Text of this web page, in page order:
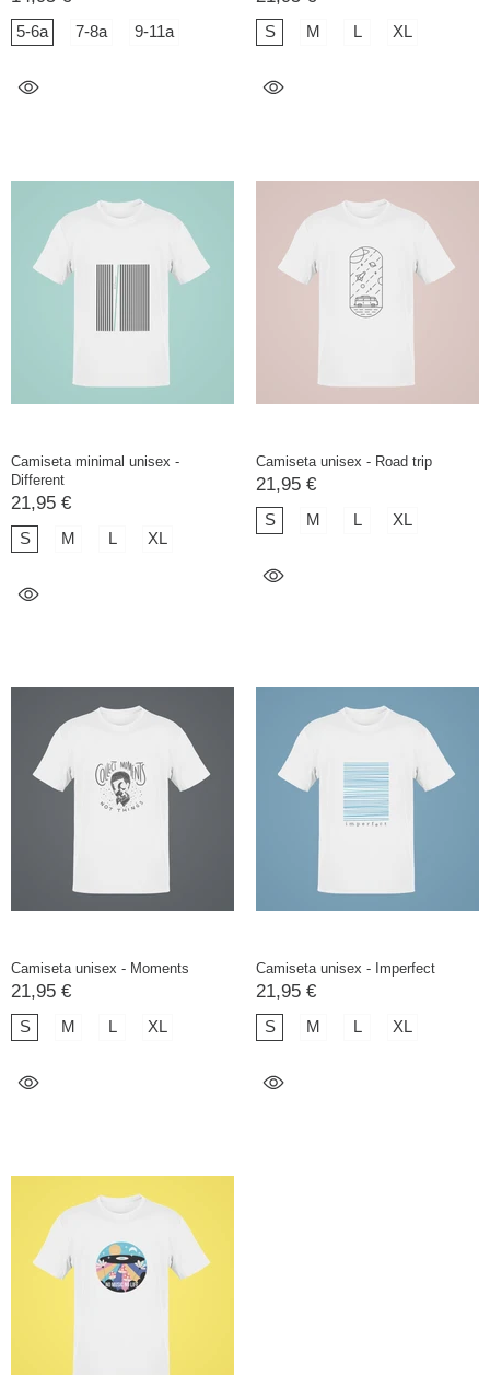
5-6a 7-8a 9-11a S M L XL
Camiseta minimal unisex -
Different
21,95 €
S M L XL
Camiseta unisex - Road trip
21,95 €
S M L XL
Camiseta unisex - Moments
21,95 €
S M L XL
Camiseta unisex - Imperfect
21,95 €
S M L XL